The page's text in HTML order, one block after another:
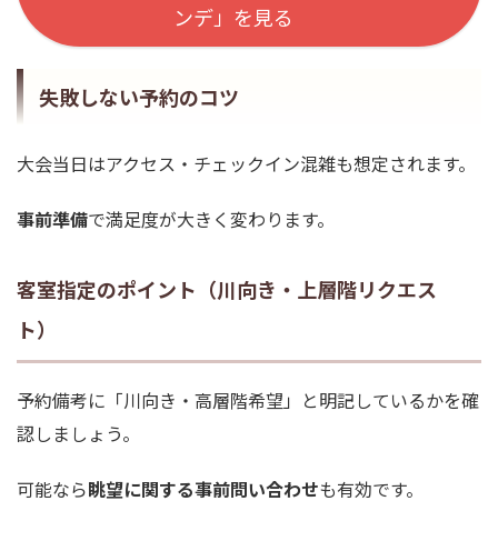
ンデ」を見る
失敗しない予約のコツ
大会当日はアクセス・チェックイン混雑も想定されます。
事前準備で満足度が大きく変わります。
客室指定のポイント（川向き・上層階リクエス
ト）
予約備考に「川向き・高層階希望」と明記しているかを確
認しましょう。
可能なら眺望に関する事前問い合わせも有効です。